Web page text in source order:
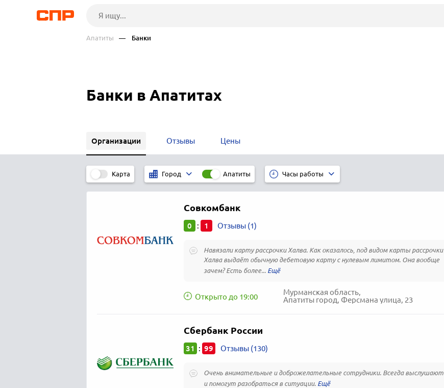
Апатиты — Банки
Банки в Апатитах
Организации Отзывы Цены
Карта Город Апатиты Часы работы
Совкомбанк
0 : 1 Отзывы (1)
Навязали карту рассрочки Халва. Как оказалось, под видом карты рассрочки
Халва выдаёт обычную дебетовую карту с нулевым лимитом. Она вообще
зачем? Есть более...
Открыто до 19:00
Мурманская область,
Апатиты город, Ферсмана улица, 23
Сбербанк России
31 : 99 Отзывы (130)
Очень внимательные и доброжелательные сотрудники. Всегда выслушают
и помогут разобраться в ситуации.